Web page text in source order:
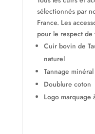
sélectionnés par
France. Les
pour le respect de
Cuir bovin de
naturel
Tannage minéral
Doublure coton
Logo marquage